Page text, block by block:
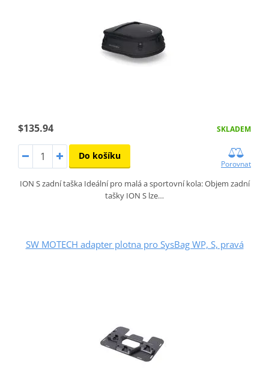
$135.94 SKLADEM
Do košíku
Porovnat
ION S zadní taška Ideální pro malá a sportovní kola: Objem zadní
tašky ION S lze…
SW MOTECH adapter plotna pro SysBag WP, S, pravá